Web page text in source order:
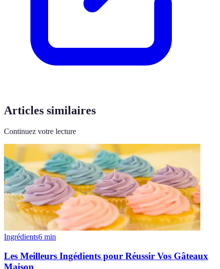
Articles similaires
Continuez votre lecture
Ingrédients6 min
Les Meilleurs Ingédients pour Réussir Vos Gâteaux
Maison